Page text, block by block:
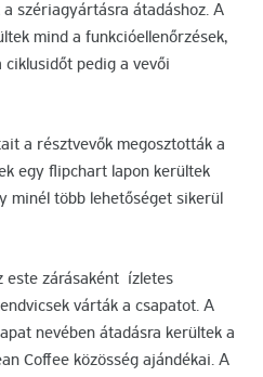
szériagyártásra átadáshoz. A
mind a funkcióellenőrzések,
ciklusidőt pedig a vevői
a résztvevők megosztották a
egy flipchart lapon kerültek
minél több lehetőséget sikerül
este zárásaként ízletes
várták a csapatot. A
nevében átadásra kerültek a
Coffee közösség ajándékai. A